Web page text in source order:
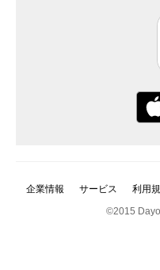
企業情報 サービス 利用
©2015